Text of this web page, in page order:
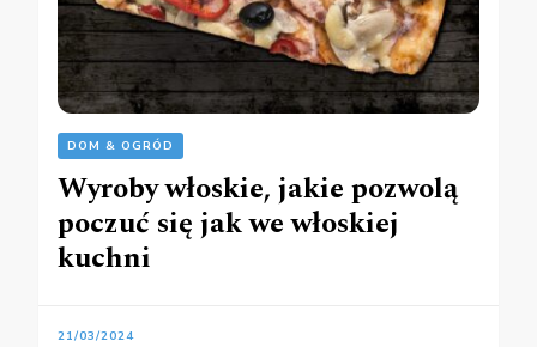
DOM & OGRÓD
Wyroby włoskie, jakie pozwolą
poczuć się jak we włoskiej
kuchni
21/03/2024